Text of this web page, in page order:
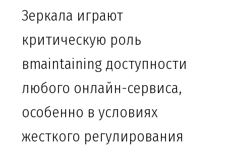
Зеркала играют
критическую роль
вmaintaining доступности
любого онлайн-сервиса,
особенно в условиях
жесткого регулирования